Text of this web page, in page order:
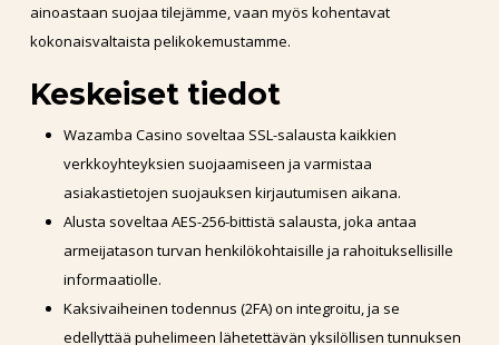
ainoastaan suojaa tilejämme, vaan myös kohentavat
kokonaisvaltaista pelikokemustamme.
Keskeiset tiedot
Wazamba Casino soveltaa SSL-salausta kaikkien
verkkoyhteyksien suojaamiseen ja varmistaa
asiakastietojen suojauksen kirjautumisen aikana.
Alusta soveltaa AES-256-bittistä salausta, joka antaa
armeijatason turvan henkilökohtaisille ja rahoituksellisille
informaatiolle.
Kaksivaiheinen todennus (2FA) on integroitu, ja se
edellyttää puhelimeen lähetettävän yksilöllisen tunnuksen